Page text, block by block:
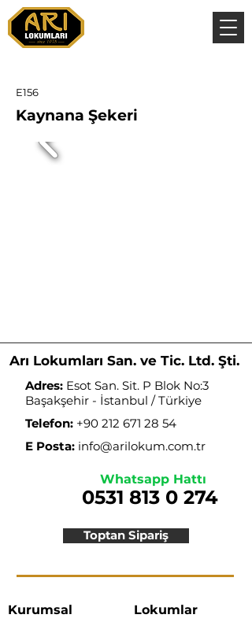
E156
Kaynana Şekeri
Arı Lokumları San. ve Tic. Ltd. Şti.
Adres: Esot San. Sit. P Blok No:3
Başakşehir - İstanbul / Türkiye
Telefon: +90 212 671 28 54
E Posta: info@arilokum.com.tr
Whatsapp Hattı
0531 813 0 274
Toptan Sipariş
Kurumsal Lokumlar